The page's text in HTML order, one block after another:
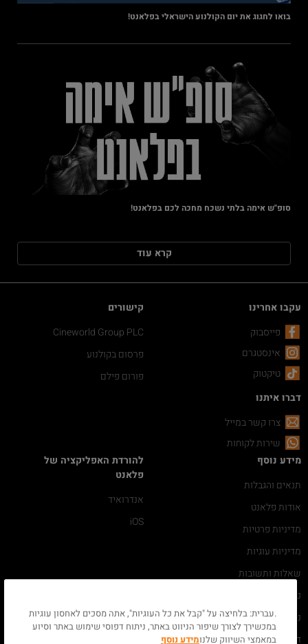
בואו לחגוג את יום הקולנוע הישראלי בפלאנט!
סופ"ש אימה בלתי נשכח מחכה לכם בפלאנט!
קרא עוד
עקבו אחרינו
פייסבוק
אינסטגרם
טיקטוק
דברו איתנו
צרו קשר במייל
שירות לקוחות
קישורים
Cineworld Group PLC
פרסום בקולנוע
פורום פילם
מידע נוסף
תנאים והגבלות
אודות פלאנט
מדיניות פרטיות
מדיניות עוגיות
שאלות ותשובות
נגישות
ניהול ההזמנה שלי
דרושים
להורדת האפליקציה של
פלאנט
אנדרואיד
iOS
.עברית: בלחיצה על "קבל את כל העוגיות", אתה מסכים לאחסון עוגיות
במכשירך לצורך שיפור הניווט באתר, ניתוח דפוסי שימוש באתר וסיוע
במאמצי השיווק שלנומידע נוסף